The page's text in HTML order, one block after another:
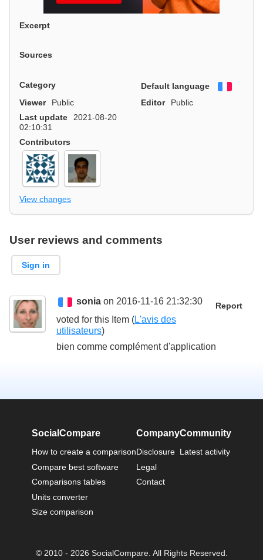
Excerpt
Sources
Category Default language
Viewer
Public Editor
Public
Last update
2021-08-20
02:10:31
Contributors
View changes
User reviews and comments
Sign in
sonia on 2016-11-16 21:32:30 Report
voted for this Item (L'avis des
utilisateurs)
bien comme complément d'application
SocialCompare
How to create a comparison
Compare best software
Comparisons tables
Units converter
Size comparison
Company
Disclosure
Legal
Contact
Community
Latest activity
© 2010 - 2026 SocialCompare. All Rights Reserved.